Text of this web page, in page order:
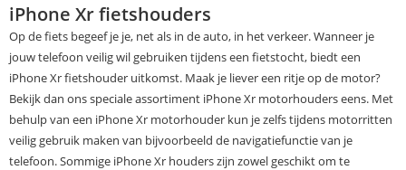
iPhone Xr fietshouders
Op de fiets begeef je je, net als in de auto, in het verkeer. Wanneer je
jouw telefoon veilig wil gebruiken tijdens een fietstocht, biedt een
iPhone Xr fietshouder uitkomst. Maak je liever een ritje op de motor?
Bekijk dan ons speciale assortiment iPhone Xr motorhouders eens. Met
behulp van een iPhone Xr motorhouder kun je zelfs tijdens motorritten
veilig gebruik maken van bijvoorbeeld de navigatiefunctie van je
telefoon. Sommige iPhone Xr houders zijn zowel geschikt om te